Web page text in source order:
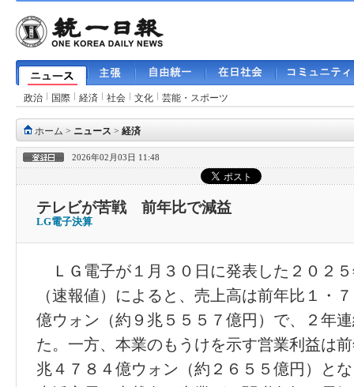
政治 国際 経済 社会 文化 芸能・スポーツ
ホーム > ニュース > 経済
2026年02月03日 11:48
テレビが苦戦 前年比で減益
LG電子決算
ＬＧ電子が１月３０日に発表した２０２
（速報値）によると、売上高は前年比１・
億ウォン（約９兆５５５７億円）で、２年
た。一方、本業のもうけを示す営業利益は
兆４７８４億ウォン（約２６５５億円）と